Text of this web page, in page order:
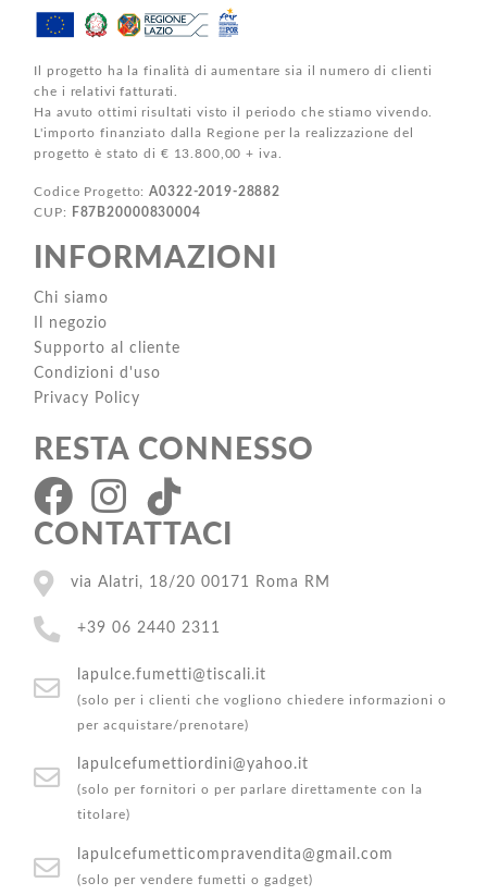
Il progetto ha la finalità di aumentare sia il numero di clienti
che i relativi fatturati.
Ha avuto ottimi risultati visto il periodo che stiamo vivendo.
L'importo finanziato dalla Regione per la realizzazione del
progetto è stato di € 13.800,00 + iva.
Codice Progetto:A0322-2019-28882
CUP:
F87B20000830004
INFORMAZIONI
Chi siamo
Il negozio
Supporto al cliente
Condizioni d'uso
Privacy Policy
RESTA CONNESSO
CONTATTACI
via Alatri, 18/20 00171 Roma RM
+39 06 2440 2311
lapulce.fumetti@tiscali.it
(solo per i clienti che vogliono chiedere informazioni o
per acquistare/prenotare)
lapulcefumettiordini@yahoo.it
(solo per fornitori o per parlare direttamente con la
titolare)
lapulcefumetticompravendita@gmail.com
(solo per vendere fumetti o gadget)